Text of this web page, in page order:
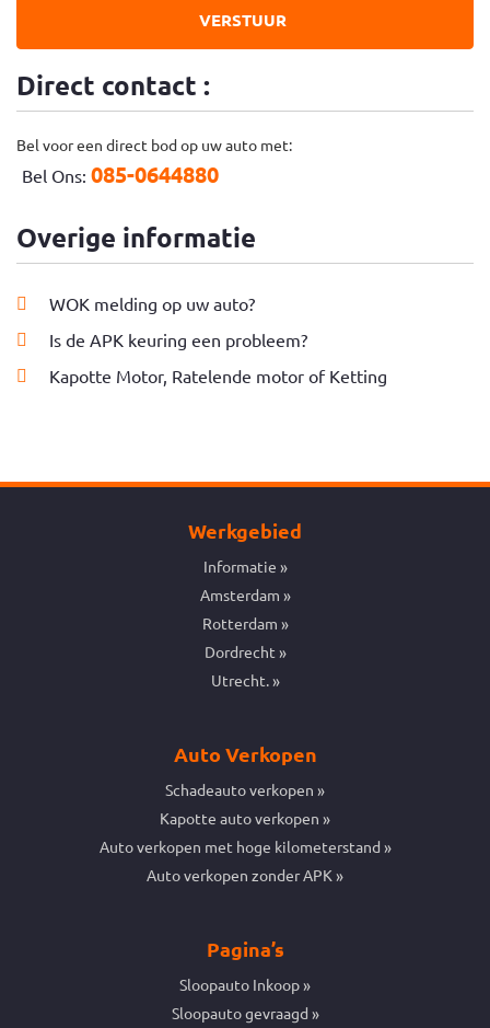
VERSTUUR
Direct contact :
Bel voor een direct bod op uw auto met:
Bel Ons: 085-0644880
Overige informatie
WOK melding op uw auto?
Is de APK keuring een probleem?
Kapotte Motor, Ratelende motor of Ketting
Werkgebied
Informatie
Amsterdam
Rotterdam
Dordrecht
Utrecht.
Auto Verkopen
Schadeauto verkopen
Kapotte auto verkopen
Auto verkopen met hoge kilometerstand
Auto verkopen zonder APK
Pagina’s
Sloopauto Inkoop
Sloopauto gevraagd